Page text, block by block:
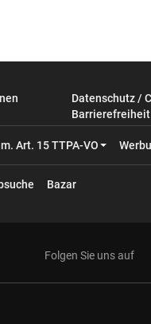
Datenschutz /
Barrierefreiheit
Art. 15 TTPA-VO
Bazar
Folgen Sie uns auf